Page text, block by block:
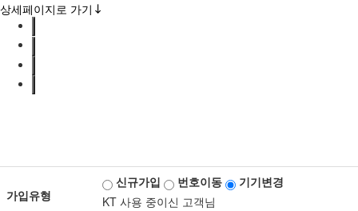
상세페이지로 가기
가입유형
신규가입 번호이동
기기변경
KT 사용 중이신 고객님